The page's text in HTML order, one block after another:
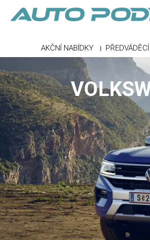
AKČNÍ NABÍDKY